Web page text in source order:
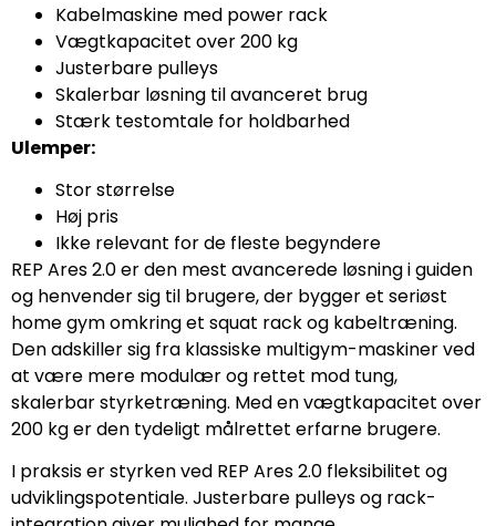
Kabelmaskine med power rack
Vægtkapacitet over 200 kg
Justerbare pulleys
Skalerbar løsning til avanceret brug
Stærk testomtale for holdbarhed
Ulemper:
Stor størrelse
Høj pris
Ikke relevant for de fleste begyndere
REP Ares 2.0 er den mest avancerede løsning i guiden
og henvender sig til brugere, der bygger et seriøst
home gym omkring et squat rack og kabeltræning.
Den adskiller sig fra klassiske multigym-maskiner ved
at være mere modulær og rettet mod tung,
skalerbar styrketræning. Med en vægtkapacitet over
200 kg er den tydeligt målrettet erfarne brugere.
I praksis er styrken ved REP Ares 2.0 fleksibilitet og
udviklingspotentiale. Justerbare pulleys og rack-